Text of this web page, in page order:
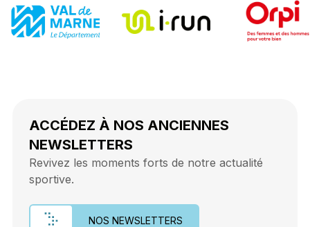
ACCÉDEZ À NOS ANCIENNES
NEWSLETTERS
Revivez les moments forts de notre actualité
sportive.
NOS NEWSLETTERS